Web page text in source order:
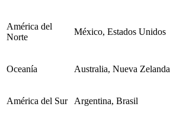
América del
Norte
México, Estados Unidos
Oceanía Australia, Nueva Zelanda
América del Sur Argentina, Brasil